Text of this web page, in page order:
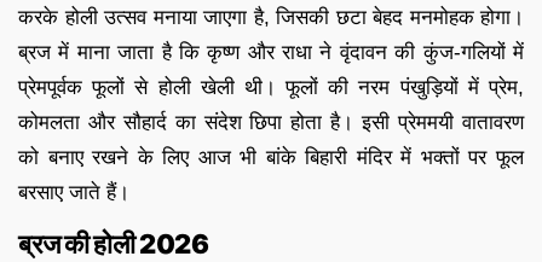
करके होली उत्सव मनाया जाएगा है, जिसकी छटा बेहद मनमोहक होगा।
ब्रज में माना जाता है कि कृष्ण और राधा ने वृंदावन की कुंज-गलियों में
प्रेमपूर्वक फूलों से होली खेली थी। फूलों की नरम पंखुड़ियों में प्रेम,
कोमलता और सौहार्द का संदेश छिपा होता है। इसी प्रेममयी वातावरण
को बनाए रखने के लिए आज भी बांके बिहारी मंदिर में भक्तों पर फूल
बरसाए जाते हैं।
ब्रज की होली 2026